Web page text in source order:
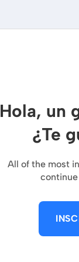
Hola, un
¿Te
All of the most